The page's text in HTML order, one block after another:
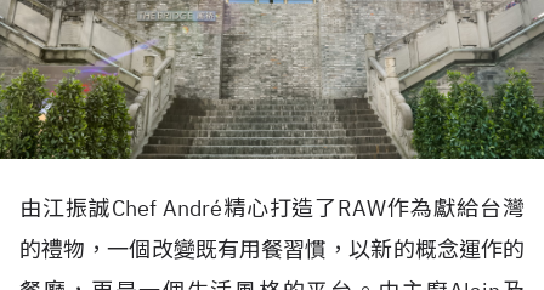
由江振誠Chef André精心打造了RAW作為獻給台灣
的禮物，一個改變既有用餐習慣，以新的概念運作的